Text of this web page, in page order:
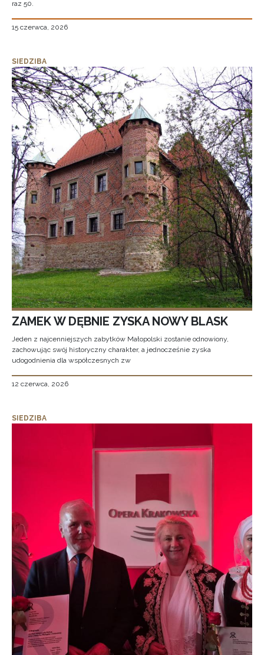
raz 50.
15 czerwca, 2026
SIEDZIBA
ZAMEK W DĘBNIE ZYSKA NOWY BLASK
Jeden z najcenniejszych zabytków Małopolski zostanie odnowiony,
zachowując swój historyczny charakter, a jednocześnie zyska
udogodnienia dla współczesnych zw
12 czerwca, 2026
SIEDZIBA